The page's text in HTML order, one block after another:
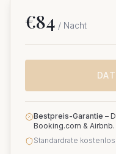
€84 / Nacht
Bestpreis-Garantie –
Booking.com & Airbnb.
Standardrate